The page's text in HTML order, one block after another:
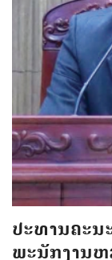
ປະທານຄະນ
ພະນັກງານ